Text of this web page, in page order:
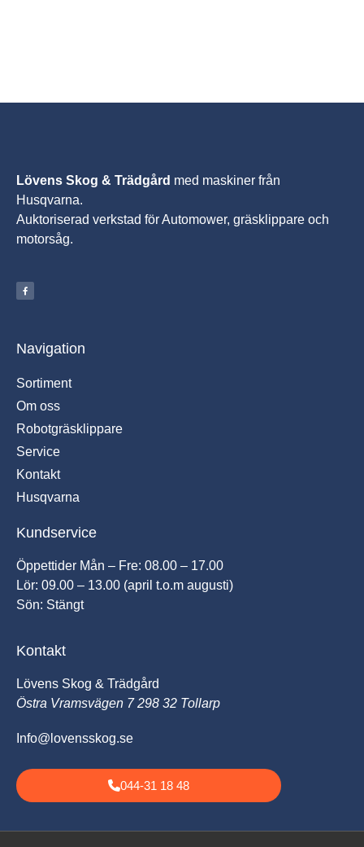
Lövens Skog & Trädgård med maskiner från
Husqvarna.
Auktoriserad verkstad för Automower, gräsklippare och
motorsåg.
Navigation
Sortiment
Om oss
Robotgräsklippare
Service
Kontakt
Husqvarna
Kundservice
Öppettider Mån – Fre: 08.00 – 17.00
Lör: 09.00 – 13.00 (april t.o.m augusti)
Sön: Stängt
Kontakt
Lövens Skog & Trädgård
Östra Vramsvägen 7 298 32 Tollarp
Info@lovensskog.se
044-31 18 48